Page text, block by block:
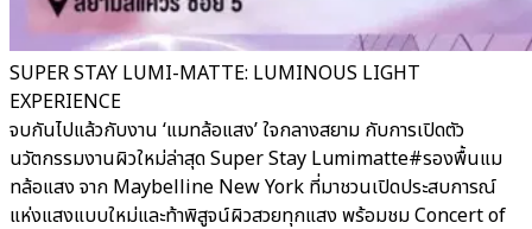
SUPER STAY LUMI-MATTE: LUMINOUS LIGHT
EXPERIENCE
จบกันไปแล้วกับงาน ‘แมทล้อแสง’ ใจกลางสยาม กับการเปิดตัว
นวัตกรรมงานผิวใหม่ล่าสุด Super Stay Lumimatte#รองพื้นแม
ทล้อแสง จาก Maybelline New York ที่มาชวนเปิดประสบการณ์
แห่งแสงแบบใหม่และท้าพิสูจน์ผิวสวยทุกแสง พร้อมชม Concert of